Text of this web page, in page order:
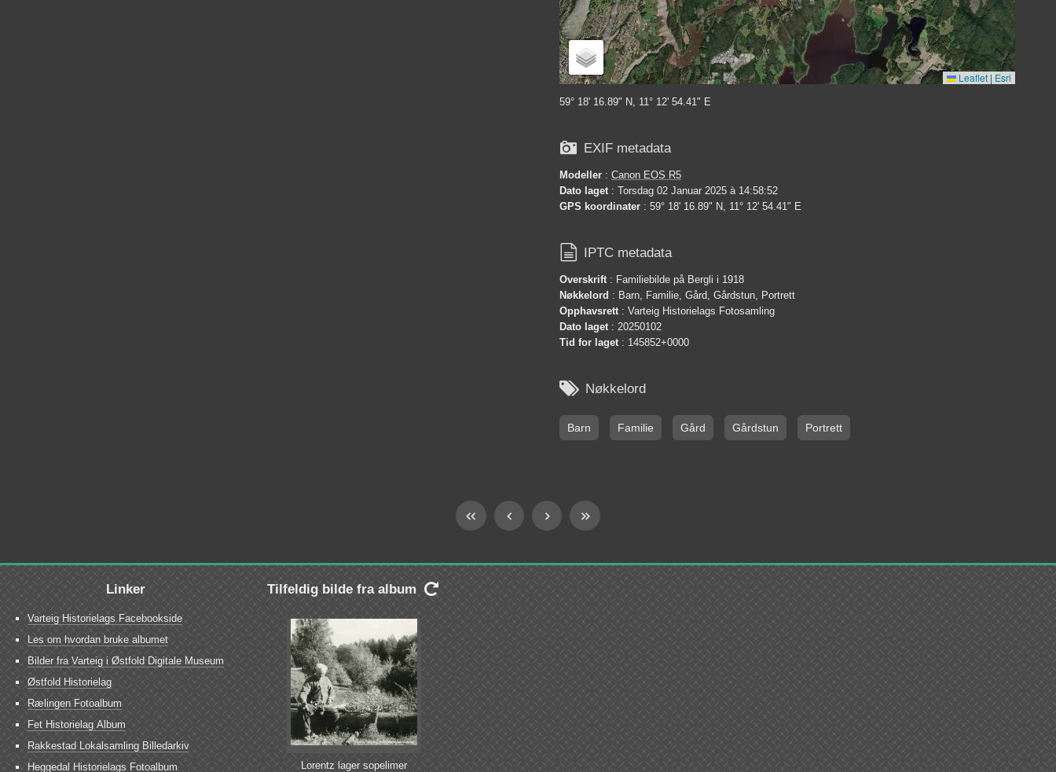
Leaflet | Esri
59° 18' 16.89" N, 11° 12' 54.41" E
 EXIF metadata
Modeller : Canon EOS R5
Dato laget: Torsdag 02 Januar 2025 à 14:58:52
GPS koordinater : 59° 18' 16.89" N, 11° 12' 54.41" E
 IPTC metadata
Overskrift: Familiebilde på Bergli i 1918
Nøkkelord : Barn, Familie, Gård, Gårdstun, Portrett
Opphavsrett: Varteig Historielags Fotosamling
Dato laget: 20250102
Tid for laget: 145852+0000
 Nøkkelord
Barn Familie Gård Gårdstun Portrett
Linker
Varteig Historielags Facebookside
Les om hvordan bruke albumet
Bilder fra Varteig i Østfold Digitale Museum
Østfold Historielag
Rælingen Fotoalbum
Fet Historielag Album
Rakkestad Lokalsamling Billedarkiv
Heggedal Historielags Fotoalbum
Tilfeldig bilde fra album 
Lorentz lager sopelimer